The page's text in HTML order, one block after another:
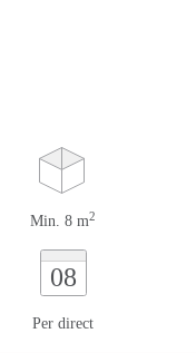
Min. 8 m2
08
Per direct